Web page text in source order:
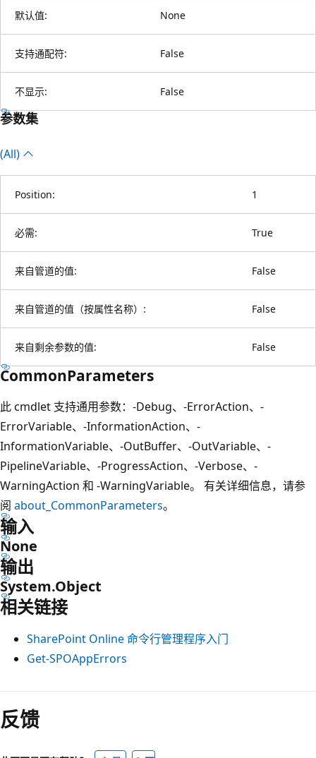
默认值: None
支持通配符: False
不显示: False
参数集
(All)
Position: 1
必需: True
来自管道的值: False
来自管道的值（按属性名称）: False
来自剩余参数的值: False
CommonParameters
此 cmdlet 支持通用参数：-Debug、-ErrorAction、-
ErrorVariable、-InformationAction、-
InformationVariable、-OutBuffer、-OutVariable、-
PipelineVariable、-ProgressAction、-Verbose、-
WarningAction 和 -WarningVariable。 有关详细信息，请参
阅 about_CommonParameters。
输入
None
输出
System.Object
相关链接
SharePoint Online 命令行管理程序入门
Get-SPOAppErrors
反馈